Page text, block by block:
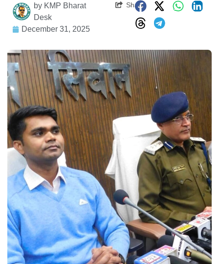
by KMP Bharat
Desk
December 31, 2025
Share